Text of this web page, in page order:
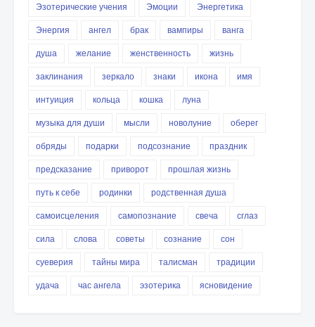
Эзотерические учения
Эмоции
Энергетика
Энергия
ангел брак вампиры
ванга
душа
желание женственность
жизнь
заклинания
зеркало знаки икона
имя
интуиция
кольца кошка
луна
музыка для души
мысли новолуние
оберег
обряды
подарки подсознание
праздник
предсказание
приворот
прошлая жизнь
путь к себе
родинки
родственная душа
самоисцеления
самопознание свеча
сглаз
сила
слова советы сознание
сон
суеверия
тайны мира талисман
традиции
удача
час ангела эзотерика ясновидение